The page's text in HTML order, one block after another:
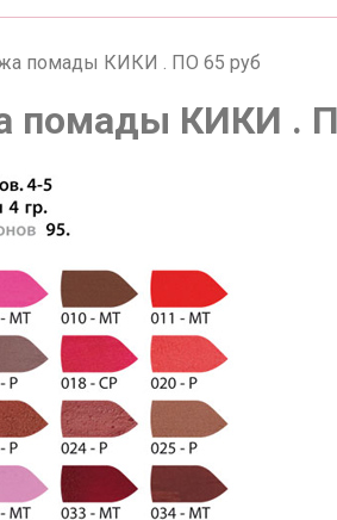
помады КИКИ . ПО 65 руб
помады КИКИ .